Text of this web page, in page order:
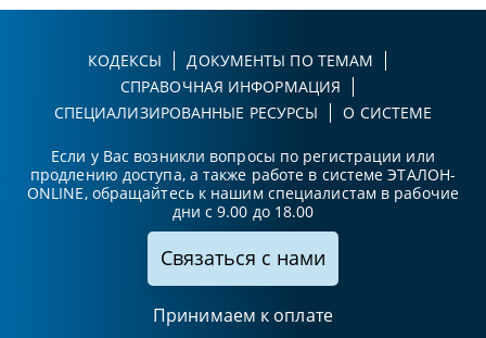
КОДЕКСЫ
ДОКУМЕНТЫ ПО ТЕМАМ
СПРАВОЧНАЯ ИНФОРМАЦИЯ
СПЕЦИАЛИЗИРОВАННЫЕ РЕСУРСЫ
О СИСТЕМЕ
Если у Вас возникли вопросы по регистрации или
продлению доступа, а также работе в системе ЭТАЛОН-
ONLINE, обращайтесь к нашим специалистам в рабочие
дни с 9.00 до 18.00
Связаться с нами
Принимаем к оплате